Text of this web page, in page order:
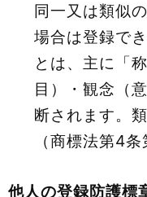
同一又は類似
場合は登録で
とは、主に「
目）・観念（
断されます。
（商標法第4条
他人の登録防護標